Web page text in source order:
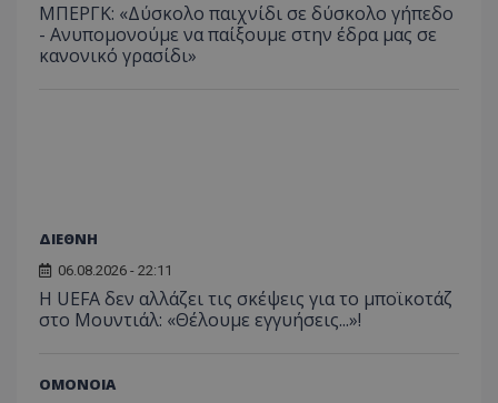
ΜΠΕΡΓΚ: «Δύσκολο παιχνίδι σε δύσκολο γήπεδο
- Ανυπομονούμε να παίξουμε στην έδρα μας σε
κανονικό γρασίδι»
ΔΙΕΘΝΗ
06.08.2026 - 22:11
Η UEFA δεν αλλάζει τις σκέψεις για το μποϊκοτάζ
στο Μουντιάλ: «Θέλουμε εγγυήσεις...»!
ΟΜΟΝΟΙΑ